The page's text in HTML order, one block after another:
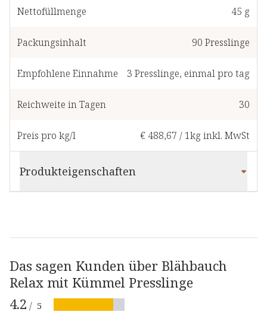
Nettofüllmenge 45 g
Packungsinhalt 90 Presslinge
Empfohlene Einnahme 3 Presslinge, einmal pro tag
Reichweite in Tagen 30
Preis pro kg/l € 488,67 / 1kginkl. MwSt
Produkteigenschaften
Das sagen Kunden über Blähbauch
Relax mit Kümmel Presslinge
4.2 / 5